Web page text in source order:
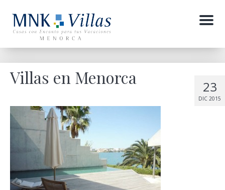
Menu
23
DIC 2015
Villas en Menorca